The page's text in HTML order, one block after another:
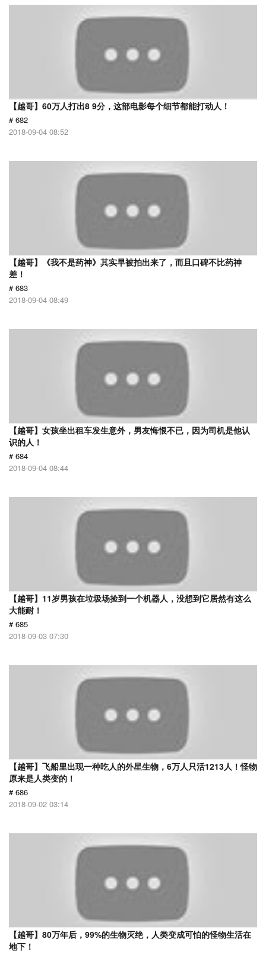
【越哥】60万人打出8 9分，这部电影每个细节都能打动人！
# 682
2018-09-04 08:52
【越哥】《我不是药神》其实早被拍出来了，而且口碑不比药神
差！
# 683
2018-09-04 08:49
【越哥】女孩坐出租车发生意外，男友悔恨不已，因为司机是他认
识的人！
# 684
2018-09-04 08:44
【越哥】11岁男孩在垃圾场捡到一个机器人，没想到它居然有这么
大能耐！
# 685
2018-09-03 07:30
【越哥】飞船里出现一种吃人的外星生物，6万人只活1213人！怪物
原来是人类变的！
# 686
2018-09-02 03:14
【越哥】80万年后，99%的生物灭绝，人类变成可怕的怪物生活在
地下！